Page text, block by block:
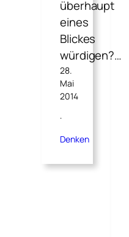
überhaupt
eines
Blickes
würdigen?…
28.
Mai
2014
·
Denken